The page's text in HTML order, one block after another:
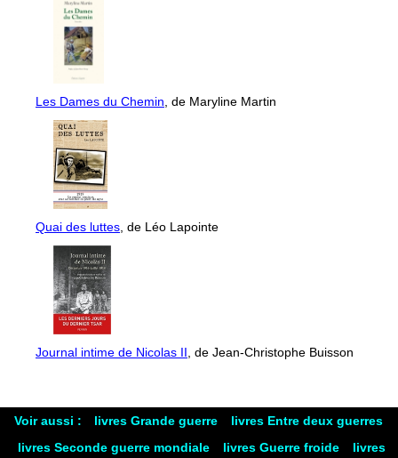
Les Dames du Chemin , de Maryline Martin
Quai des luttes , de Léo Lapointe
Journal intime de Nicolas II , de Jean-Christophe Buisson
Voir aussi : livres Grande guerre
livres Entre deux guerres
livres Seconde guerre mondiale
livres Guerre froide
livres